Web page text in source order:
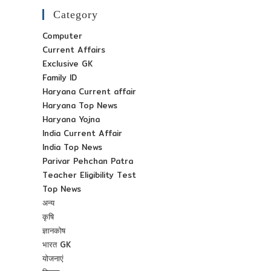
Category
Computer
Current Affairs
Exclusive GK
Family ID
Haryana Current affair
Haryana Top News
Haryana Yojna
India Current Affair
India Top News
Parivar Pehchan Patra
Teacher Eligibility Test
Top News
अन्य
कृषि
ज्ञानकोष
भारत GK
योजनाएं